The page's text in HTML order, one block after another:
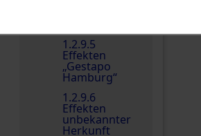
1.2.9.5
Effekten
„Gestapo
Hamburg“
1.2.9.6
Effekten
unbekannter
Herkunft